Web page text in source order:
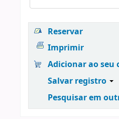
Reservar
Imprimir
Adicionar ao seu
Salvar registro
Pesquisar em